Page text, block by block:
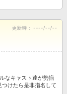
更新時： ----/--/--
なキャスト達が勢揃
けたら是非指名して